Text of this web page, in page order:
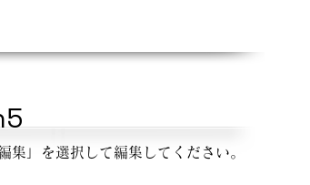
集」を選択して編集してください。